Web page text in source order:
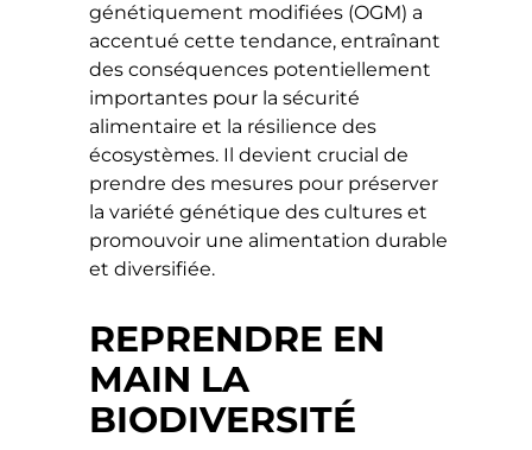
génétiquement modifiées (OGM) a
accentué cette tendance, entraînant
des conséquences potentiellement
importantes pour la sécurité
alimentaire et la résilience des
écosystèmes. Il devient crucial de
prendre des mesures pour préserver
la variété génétique des cultures et
promouvoir une alimentation durable
et diversifiée.
REPRENDRE EN
MAIN LA
BIODIVERSITÉ